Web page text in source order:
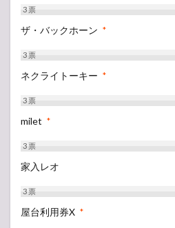
3票
ザ・バックホーン *
3票
ネクライトーキー *
3票
milet *
3票
家入レオ
3票
屋台利用券X *